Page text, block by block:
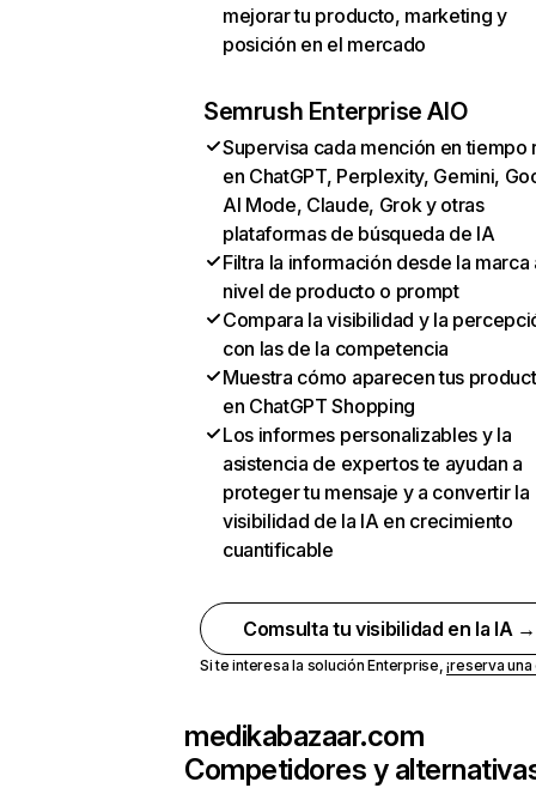
mejorar tu producto, marketing y
posición en el mercado
Semrush Enterprise AIO
Supervisa cada mención en tiempo
en ChatGPT, Perplexity, Gemini,
AI Mode, Claude, Grok y otras
plataformas de búsqueda de IA
Filtra la información desde la marca
nivel de producto o prompt
Compara la visibilidad y la
con las de la competencia
Muestra cómo aparecen tus
en ChatGPT Shopping
Los informes personalizables y la
asistencia de expertos te ayudan a
proteger tu mensaje y a convertir la
visibilidad de la IA en crecimiento
cuantificable
Comsulta tu visibilidad en la IA →
Si te interesa la solución Enterprise,¡reserva
medikabazaar.com
Competidores y